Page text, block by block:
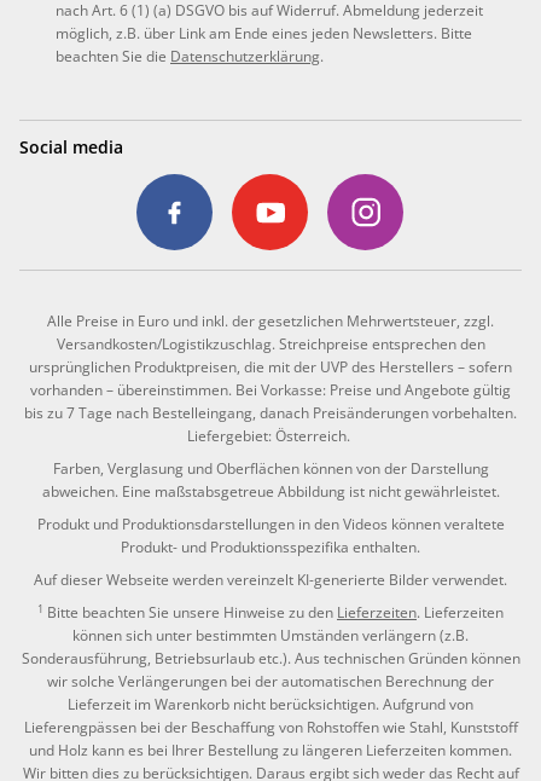
nach Art. 6 (1) (a) DSGVO bis auf Widerruf. Abmeldung jederzeit
möglich, z.B. über Link am Ende eines jeden Newsletters. Bitte
beachten Sie die Datenschutzerklärung.
Social media
Alle Preise in Euro und inkl. der gesetzlichen Mehrwertsteuer, zzgl.
Versandkosten/Logistikzuschlag. Streichpreise entsprechen den
ursprünglichen Produktpreisen, die mit der UVP des Herstellers – sofern
vorhanden – übereinstimmen. Bei Vorkasse: Preise und Angebote gültig
bis zu 7 Tage nach Bestelleingang, danach Preisänderungen vorbehalten.
Liefergebiet: Österreich.
Farben, Verglasung und Oberflächen können von der Darstellung
abweichen. Eine maßstabsgetreue Abbildung ist nicht gewährleistet.
Produkt und Produktionsdarstellungen in den Videos können veraltete
Produkt- und Produktionsspezifika enthalten.
Auf dieser Webseite werden vereinzelt KI-generierte Bilder verwendet.
1 Bitte beachten Sie unsere Hinweise zu den Lieferzeiten. Lieferzeiten
können sich unter bestimmten Umständen verlängern (z.B.
Sonderausführung, Betriebsurlaub etc.). Aus technischen Gründen können
wir solche Verlängerungen bei der automatischen Berechnung der
Lieferzeit im Warenkorb nicht berücksichtigen. Aufgrund von
Lieferengpässen bei der Beschaffung von Rohstoffen wie Stahl, Kunststoff
und Holz kann es bei Ihrer Bestellung zu längeren Lieferzeiten kommen.
Wir bitten dies zu berücksichtigen. Daraus ergibt sich weder das Recht auf